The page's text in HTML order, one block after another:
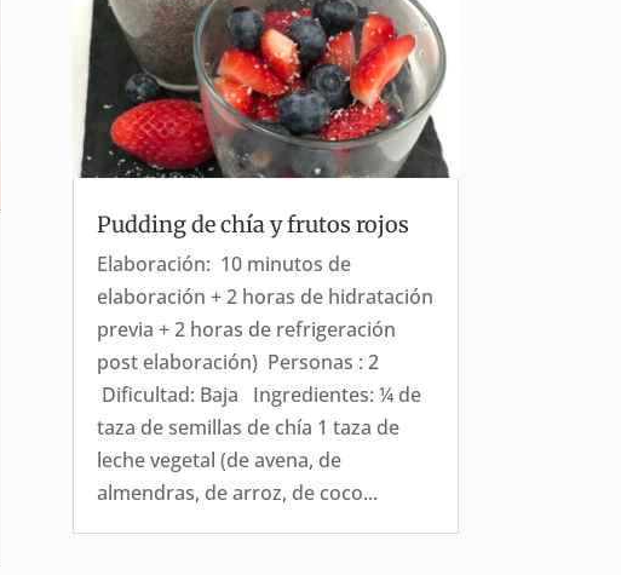
Pudding de chía y frutos rojos
Elaboración: 10 minutos de
elaboración + 2 horas de hidratación
previa + 2 horas de refrigeración
post elaboración) Personas : 2
Dificultad: Baja Ingredientes: ¼ de
taza de semillas de chía 1 taza de
leche vegetal (de avena, de
almendras, de arroz, de coco...